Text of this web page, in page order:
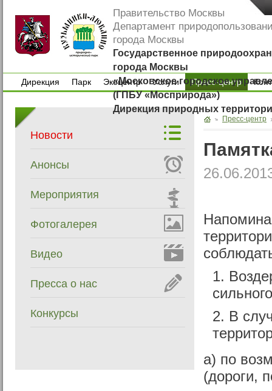
Правительство Москвы
Департамент
города Москвы
Государственное
города Москвы
«Московское городское
(ГПБУ «Мосприрода»)
Дирекция природных
Дирекция
Парк
Экоцентр
Экоцентр
Услуги
Услуги
Пресс-центр
Новости
Анонсы
Мероприятия
Фотогалерея
Видео
Пресса о нас
Конкурсы
Пресс-центр
В
а) по
(дороги,